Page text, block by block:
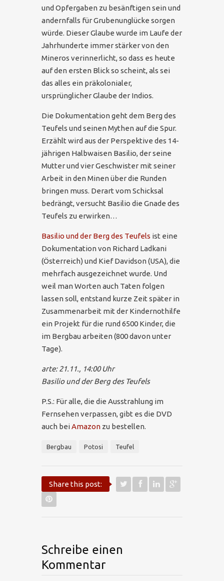
und Opfergaben zu besänftigen sein und
andernfalls für Grubenunglücke sorgen
würde. Dieser Glaube wurde im Laufe der
Jahrhunderte immer stärker von den
Mineros verinnerlicht, so dass es heute
auf den ersten Blick so scheint, als sei
das alles ein präkolonialer,
ursprünglicher Glaube der Indios.
Die Dokumentation geht dem Berg des
Teufels und seinen Mythen auf die Spur.
Erzählt wird aus der Perspektive des 14-
jährigen Halbwaisen Basilio, der seine
Mutter und vier Geschwister mit seiner
Arbeit in den Minen über die Runden
bringen muss. Derart vom Schicksal
bedrängt, versucht Basilio die Gnade des
Teufels zu erwirken…
Basilio und der Berg des Teufels ist eine
Dokumentation von Richard Ladkani
(Österreich) und Kief Davidson (USA), die
mehrfach ausgezeichnet wurde. Und
weil man Worten auch Taten folgen
lassen soll, entstand kurze Zeit später in
Zusammenarbeit mit der Kindernothilfe
ein Projekt für die rund 6500 Kinder, die
im Bergbau arbeiten (800 davon unter
Tage).
arte: 21.11., 14:00 Uhr
Basilio und der Berg des Teufels
P.S.: Für alle, die die Ausstrahlung im
Fernsehen verpassen, gibt es die DVD
auch beiAmazon zu bestellen.
Bergbau Potosi Teufel
Share this post:
Schreibe einen
Kommentar